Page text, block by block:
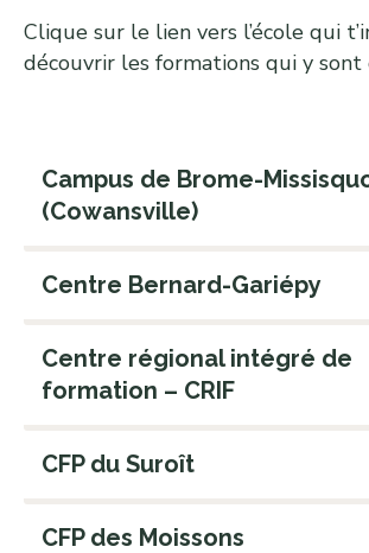
Clique sur le lien vers l’école qui
découvrir les formations qui y sont
Campus de Brome-
(Cowansville)
Centre Bernard-Gariépy
Centre régional intégré de
formation – CRIF
CFP du Suroît
CFP des Moissons